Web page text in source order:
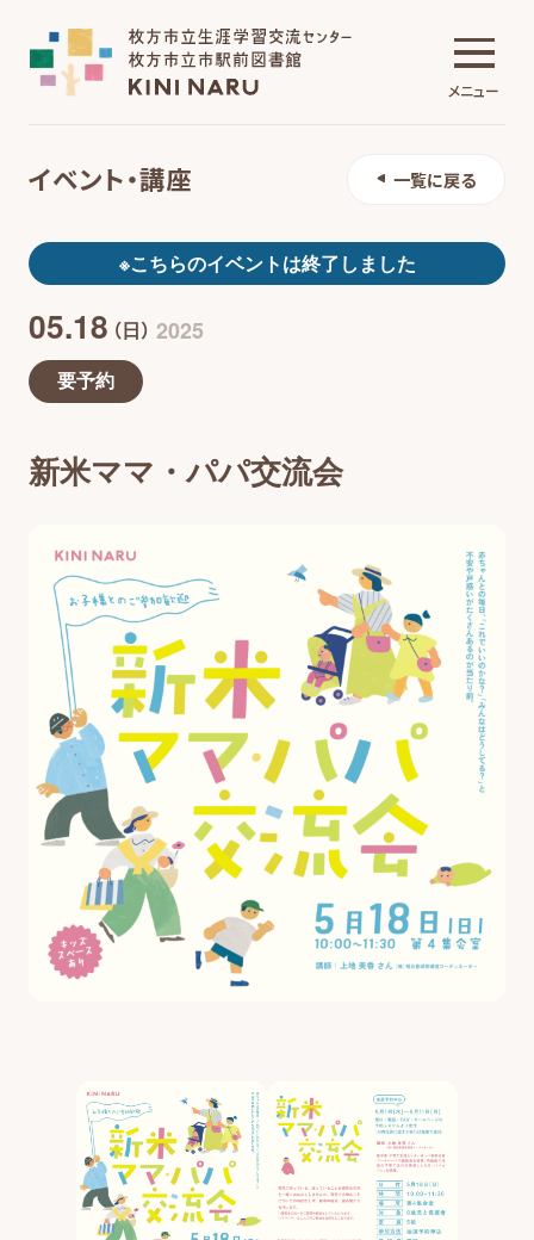
メニュー
市駅前図書館
最新のイベント・講座
お知らせ・広報誌
はじめまして!
一覧に戻る
イベント・講座
※こちらのイベントは終了しました
05.18 （日） 2025
要予約
新米ママ・パパ交流会